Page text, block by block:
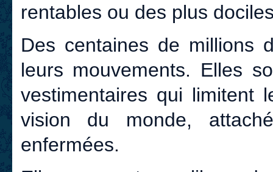
rentables ou des plus
Des centaines de millions
leurs mouvements. Elles
vestimentaires qui limitent
vision du monde,
enfermées.